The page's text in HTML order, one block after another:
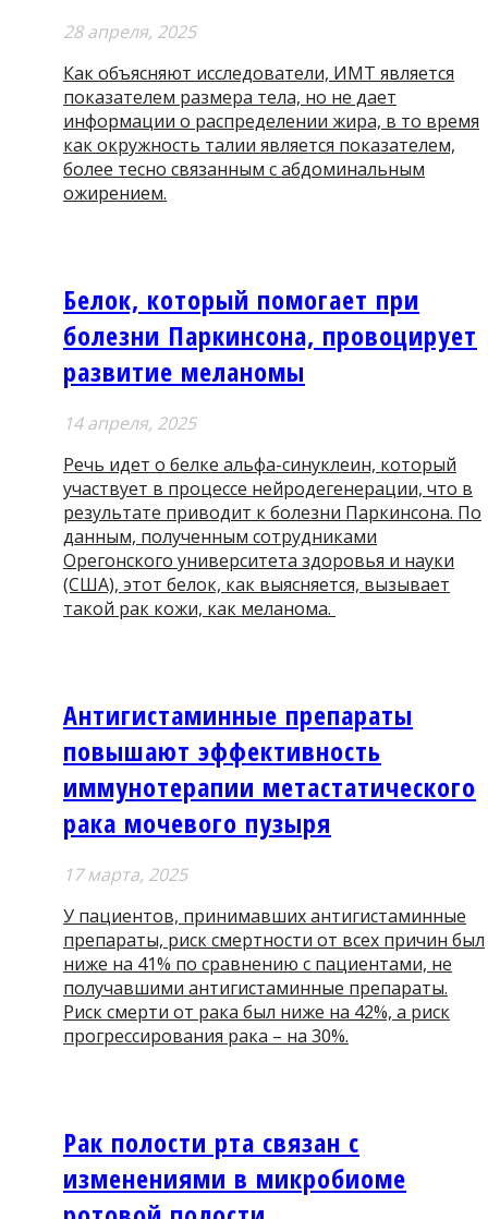
28 апреля, 2025
Как объясняют исследователи, ИМТ является
показателем размера тела, но не дает
информации о распределении жира, в то время
как окружность талии является показателем,
более тесно связанным с абдоминальным
ожирением.
Белок, который помогает при
болезни Паркинсона, провоцирует
развитие меланомы
14 апреля, 2025
Речь идет о белке альфа-синуклеин, который
участвует в процессе нейродегенерации, что в
результате приводит к болезни Паркинсона. По
данным, полученным сотрудниками
Орегонского университета здоровья и науки
(США), этот белок, как выясняется, вызывает
такой рак кожи, как меланома.
Антигистаминные препараты
повышают эффективность
иммунотерапии метастатического
рака мочевого пузыря
17 мартa, 2025
У пациентов, принимавших антигистаминные
препараты, риск смертности от всех причин был
ниже на 41% по сравнению с пациентами, не
получавшими антигистаминные препараты.
Риск смерти от рака был ниже на 42%, а риск
прогрессирования рака – на 30%.
Рак полости рта связан с
изменениями в микробиоме